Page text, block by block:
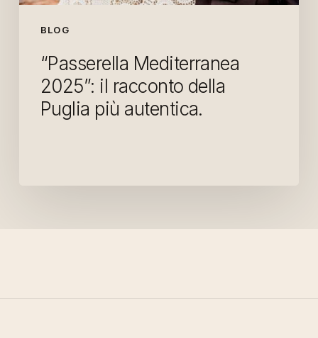
BLOG
“Passerella Mediterranea
2025”: il racconto della
Puglia più autentica.